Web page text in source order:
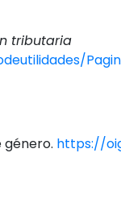
tributaria
género. https://